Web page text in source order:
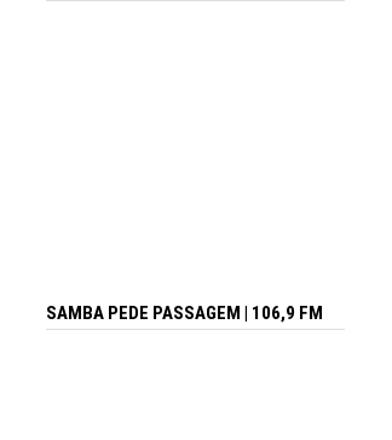
SAMBA PEDE PASSAGEM | 106,9 FM